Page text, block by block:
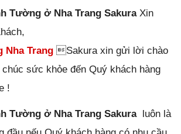
Tường ở Nha Trang Sakura Xin
Nha Trang Sakura xin gửi lời chào
sức khỏe đến Quý khách hàng
!
Tường ở Nha Trang Sakura luôn là